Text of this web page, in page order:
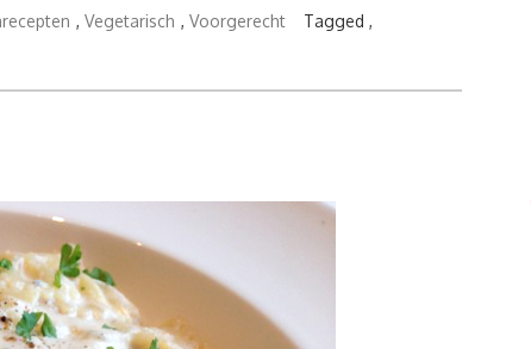
, Vegetarisch , Voorgerecht
Tagged ,